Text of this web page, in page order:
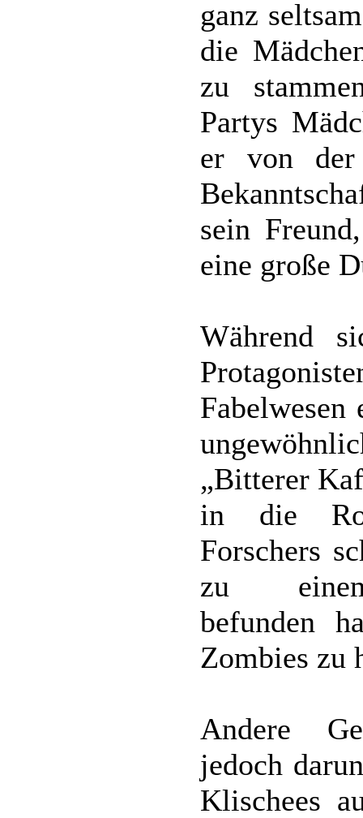
ganz
die
zu
Partys
er von der
sein
eine große
Während
„Bitterer
in die
Forschers
zu einem
befunden
Zombies zu
Andere
jedoch
Klischees